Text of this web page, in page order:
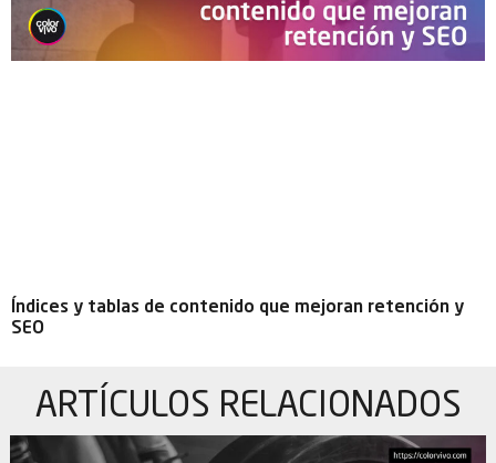
Índices y tablas de contenido que mejoran retención y
SEO
ARTÍCULOS RELACIONADOS